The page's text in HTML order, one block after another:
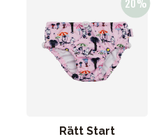
Rätt Start